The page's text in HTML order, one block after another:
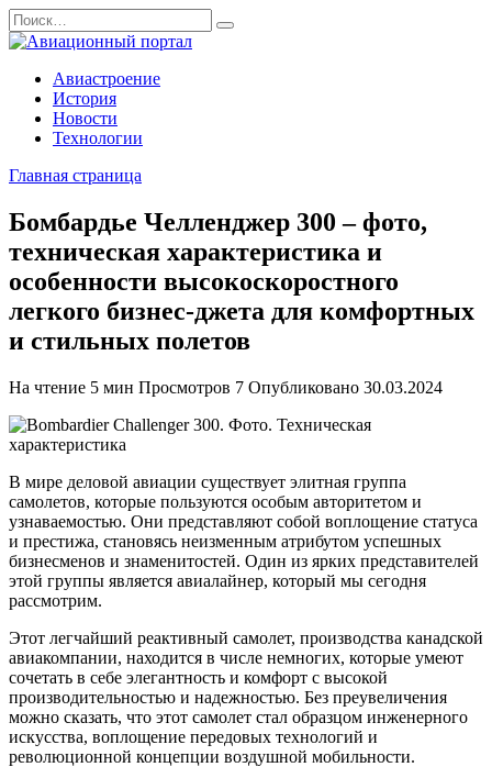
Перейти
к
содержанию
Search
for:
Авиастроение
История
Новости
Технологии
Главная страница
Бомбардье Челленджер 300 – фото,
техническая характеристика и
особенности высокоскоростного
легкого бизнес-джета для комфортных
и стильных полетов
На чтение 5 мин Просмотров 7 Опубликовано 30.03.2024
В мире деловой авиации существует элитная группа
самолетов, которые пользуются особым авторитетом и
узнаваемостью. Они представляют собой воплощение статуса
и престижа, становясь неизменным атрибутом успешных
бизнесменов и знаменитостей. Один из ярких представителей
этой группы является авиалайнер, который мы сегодня
рассмотрим.
Этот легчайший реактивный самолет, производства канадской
авиакомпании, находится в числе немногих, которые умеют
сочетать в себе элегантность и комфорт с высокой
производительностью и надежностью. Без преувеличения
можно сказать, что этот самолет стал образцом инженерного
искусства, воплощение передовых технологий и
революционной концепции воздушной мобильности.